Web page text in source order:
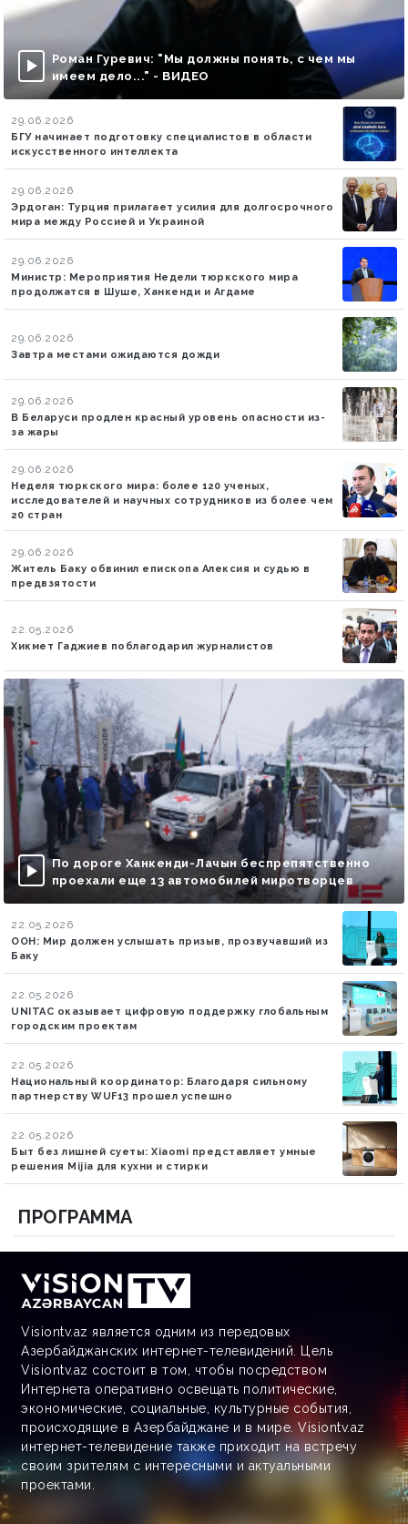
Роман Гуревич: "Мы должны понять, с чем мы
имеем дело..." - ВИДЕО
29.06.2026
БГУ начинает подготовку специалистов в области
искусственного интеллекта
29.06.2026
Эрдоган: Турция прилагает усилия для долгосрочного
мира между Россией и Украиной
29.06.2026
Министр: Мероприятия Недели тюркского мира
продолжатся в Шуше, Ханкенди и Агдаме
29.06.2026
Завтра местами ожидаются дожди
29.06.2026
В Беларуси продлен красный уровень опасности из-
за жары
29.06.2026
Неделя тюркского мира: более 120 ученых,
исследователей и научных сотрудников из более чем
20 стран
29.06.2026
Житель Баку обвинил епископа Алексия и судью в
предвзятости
22.05.2026
Хикмет Гаджиев поблагодарил журналистов
По дороге Ханкенди-Лачын беспрепятственно
проехали еще 13 автомобилей миротворцев
22.05.2026
ООН: Мир должен услышать призыв, прозвучавший из
Баку
22.05.2026
UNITAC оказывает цифровую поддержку глобальным
городским проектам
22.05.2026
Национальный координатор: Благодаря сильному
партнерству WUF13 прошел успешно
22.05.2026
Быт без лишней суеты: Xiaomi представляет умные
решения Mijia для кухни и стирки
ПРОГРАММА
Visiontv.az является одним из передовых
Азербайджанских интернет-телевидений. Цель
Visiontv.az состоит в том, чтобы посредством
Интернета оперативно освещать политические,
экономические, социальные, культурные события,
происходящие в Азербайджане и в мире. Visiontv.az
интернет-телевидение также приходит на встречу
своим зрителям с интересными и актуальными
проектами.